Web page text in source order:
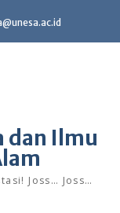
dan Ilmu
Joss… Joss…